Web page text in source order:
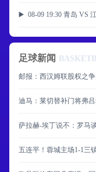
▶️ 08-09 19:30 青岛 VS
足球新闻
邮报：西汉姆联股权之
迪马：莱切替补门将弗
萨拉赫-埃丁说不：罗马
五连平！蓉城主场1-1三